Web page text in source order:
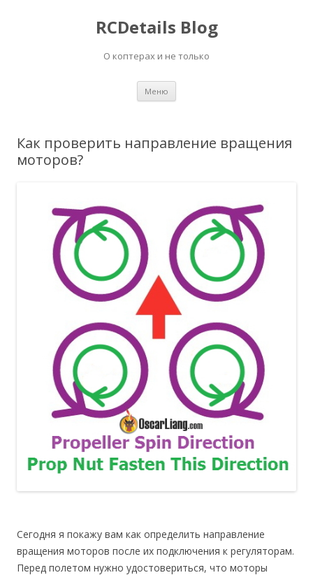
RCDetails Blog
О коптерах и не только
Меню
Как проверить направление вращения
моторов?
Сегодня я покажу вам как определить направление
вращения моторов после их подключения к регуляторам.
Перед полетом нужно удостовериться, что моторы